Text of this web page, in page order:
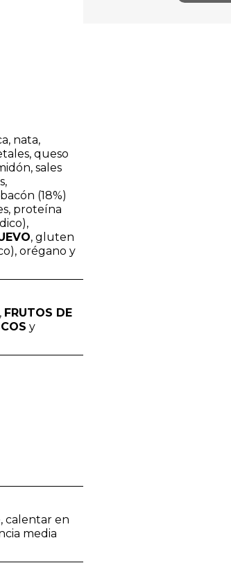
nata,
queso
sales
(18%)
proteína
, gluten
orégano y
, FRUTOS DE
y
calentar en
media